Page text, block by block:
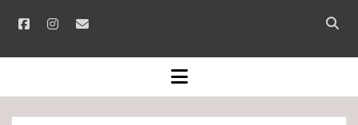
facebookinstagram
email
Open
bar
open
menu